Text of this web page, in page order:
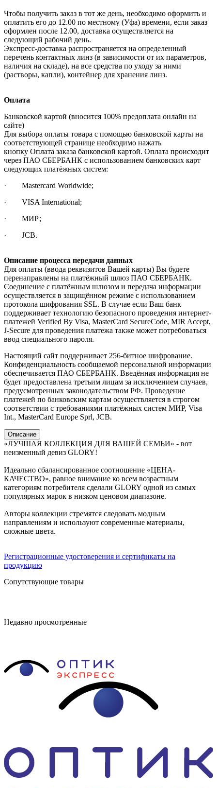
Чтобы получить заказ в тот же день, необходимо оформить и
оплатить его до 12.00 по местному (Уфа) времени, если заказ
оформлен после 12.00, доставка осуществляется на
следующий рабочий день.
Экспресс-доставка распространяется на определенный
перечень контактных линз (в зависимости от их параметров,
наличия на складе), на все средства по уходу за ними
(растворы, капли), контейнер для хранения линз.
Оплата
Банковской картой (вносится 100% предоплата онлайн на
сайте)
Для выбора оплаты товара с помощью банковской карты на
соответствующей странице необходимо нажать
кнопку Оплата заказа банковской картой. Оплата происходит
через ПАО СБЕРБАНК с использованием банковских карт
следующих платёжных систем:
· Mastercard Worldwide;
· VISA International;
· МИР;
· JCB.
Описание процесса передачи данных
Для оплаты (ввода реквизитов Вашей карты) Вы будете
перенаправлены на платёжный шлюз ПАО СБЕРБАНК.
Соединение с платёжным шлюзом и передача информации
осуществляется в защищённом режиме с использованием
протокола шифрования SSL. В случае если Ваш банк
поддерживает технологию безопасного проведения интернет-
платежей Verified By Visa, MasterCard SecureCode, MIR Accept,
J-Secure для проведения платежа также может потребоваться
ввод специального пароля.
Настоящий сайт поддерживает 256-битное шифрование.
Конфиденциальность сообщаемой персональной информации
обеспечивается ПАО СБЕРБАНК. Введённая информация не
будет предоставлена третьим лицам за исключением случаев,
предусмотренных законодательством РФ. Проведение
платежей по банковским картам осуществляется в строгом
соответствии с требованиями платёжных систем МИР, Visa
Int., MasterCard Europe Sprl, JCB.
Описание
«ЛУЧШАЯ КОЛЛЕКЦИЯ ДЛЯ ВАШЕЙ СЕМЬИ» - вот
неизменный девиз GLORY!
Идеально сбалансированное соотношение «ЦЕНА-
КАЧЕСТВО», равное внимание ко всем возрастным
категориям потребителя сделали GLORY одной из самых
популярных марок в низком ценовом диапазоне.
Авторы коллекции стремятся следовать модным
направлениям и используют современные материалы,
сложные цвета.
Регистрационные удостоверения и сертификаты на
продукцию
Сопутствующие товары
Недавно просмотренные